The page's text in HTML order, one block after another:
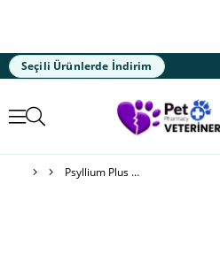
Seçili Ürünlerde İndirim
Psyllium Plus Powder Kedi & Köpek Sindirim Desteği 40g